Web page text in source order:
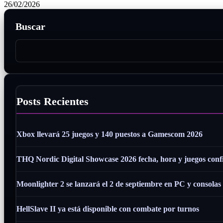
26/02/2026
Buscar
Posts Recientes
Xbox llevará 25 juegos y 140 puestos a Gamescom 2026
THQ Nordic Digital Showcase 2026 fecha, hora y juegos
Moonlighter 2 se lanzará el 2 de septiembre en PC y consolas
HellSlave II ya está disponible con combate por turnos